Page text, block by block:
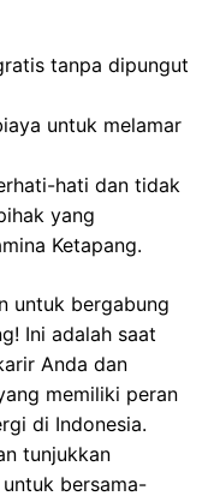
tanpa dipungut
untuk melamar
hati dan tidak
yang
Ketapang.
untuk bergabung
Ini adalah saat
Anda dan
memiliki peran
di Indonesia.
tunjukkan
bersama-